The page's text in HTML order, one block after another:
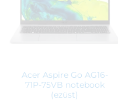
54132
186 900Ft
Acer Aspire Go AG16-
71P-75VB notebook
(ezüst)